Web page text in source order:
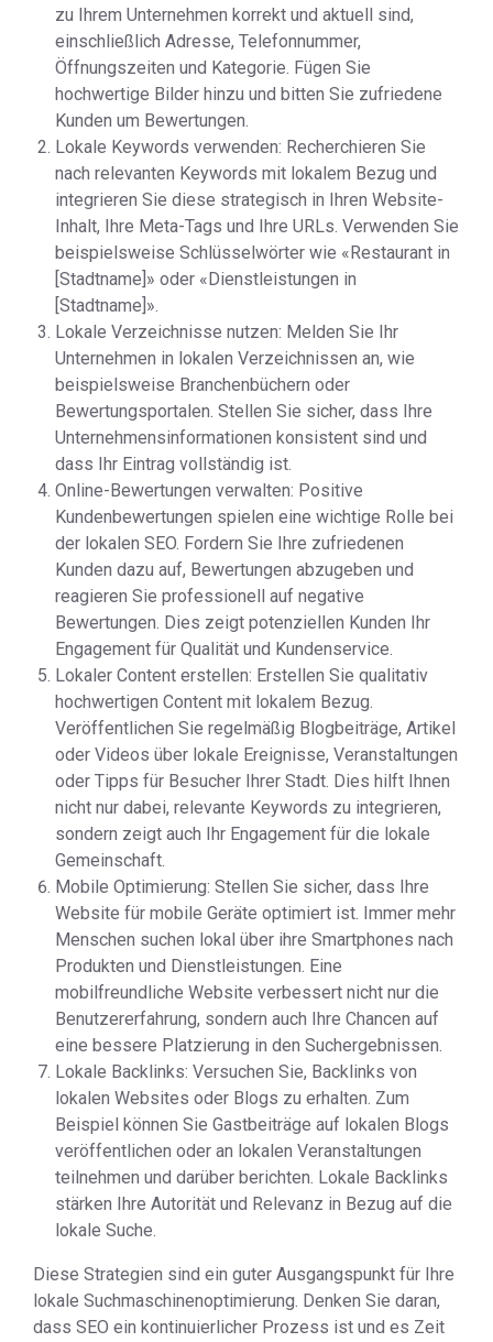
zu Ihrem Unternehmen korrekt und aktuell sind,
einschließlich Adresse, Telefonnummer,
Öffnungszeiten und Kategorie. Fügen Sie
hochwertige Bilder hinzu und bitten Sie zufriedene
Kunden um Bewertungen.
Lokale Keywords verwenden: Recherchieren Sie
nach relevanten Keywords mit lokalem Bezug und
integrieren Sie diese strategisch in Ihren Website-
Inhalt, Ihre Meta-Tags und Ihre URLs. Verwenden Sie
beispielsweise Schlüsselwörter wie «Restaurant in
[Stadtname]» oder «Dienstleistungen in
[Stadtname]».
Lokale Verzeichnisse nutzen: Melden Sie Ihr
Unternehmen in lokalen Verzeichnissen an, wie
beispielsweise Branchenbüchern oder
Bewertungsportalen. Stellen Sie sicher, dass Ihre
Unternehmensinformationen konsistent sind und
dass Ihr Eintrag vollständig ist.
Online-Bewertungen verwalten: Positive
Kundenbewertungen spielen eine wichtige Rolle bei
der lokalen SEO. Fordern Sie Ihre zufriedenen
Kunden dazu auf, Bewertungen abzugeben und
reagieren Sie professionell auf negative
Bewertungen. Dies zeigt potenziellen Kunden Ihr
Engagement für Qualität und Kundenservice.
Lokaler Content erstellen: Erstellen Sie qualitativ
hochwertigen Content mit lokalem Bezug.
Veröffentlichen Sie regelmäßig Blogbeiträge, Artikel
oder Videos über lokale Ereignisse, Veranstaltungen
oder Tipps für Besucher Ihrer Stadt. Dies hilft Ihnen
nicht nur dabei, relevante Keywords zu integrieren,
sondern zeigt auch Ihr Engagement für die lokale
Gemeinschaft.
Mobile Optimierung: Stellen Sie sicher, dass Ihre
Website für mobile Geräte optimiert ist. Immer mehr
Menschen suchen lokal über ihre Smartphones nach
Produkten und Dienstleistungen. Eine
mobilfreundliche Website verbessert nicht nur die
Benutzererfahrung, sondern auch Ihre Chancen auf
eine bessere Platzierung in den Suchergebnissen.
Lokale Backlinks: Versuchen Sie, Backlinks von
lokalen Websites oder Blogs zu erhalten. Zum
Beispiel können Sie Gastbeiträge auf lokalen Blogs
veröffentlichen oder an lokalen Veranstaltungen
teilnehmen und darüber berichten. Lokale Backlinks
stärken Ihre Autorität und Relevanz in Bezug auf die
lokale Suche.
Diese Strategien sind ein guter Ausgangspunkt für Ihre
lokale Suchmaschinenoptimierung. Denken Sie daran,
dass SEO ein kontinuierlicher Prozess ist und es Zeit